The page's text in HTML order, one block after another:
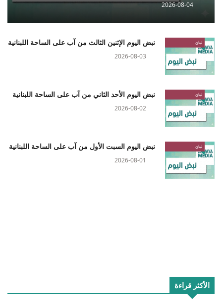
2026-08-04
لبنان نبض اليوم الإثنين الثالث من آب على الساحة اللبنانية
2026-08-03
لبنان نبض اليوم الأحد الثاني من آب على الساحة اللبنانية
2026-08-02
لبنان نبض اليوم السبت الأول من آب على الساحة اللبنانية
2026-08-01
الأكثر قراءة